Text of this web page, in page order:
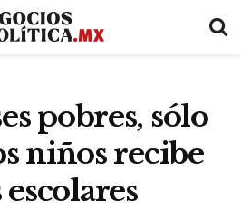
pobres, sólo
niños recibe